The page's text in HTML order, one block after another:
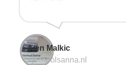
Alen Malkic
rijschoolsanna.nl